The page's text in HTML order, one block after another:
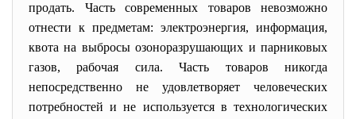
продать. Часть современных товаров невозможно
отнести к предметам: электроэнергия, информация,
квота на выбросы озоноразрушающих и парниковых
газов, рабочая сила. Часть товаров никогда
непосредственно не удовлетворяет человеческих
потребностей и не используется в технологических